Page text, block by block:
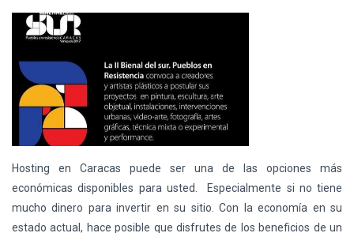
Hosting en Caracas puede ser una de las opciones más
económicas disponibles para usted. Especialmente si no tiene
mucho dinero para invertir en su sitio. Con la economía en su
estado actual, hace posible que disfrutes de los beneficios de un